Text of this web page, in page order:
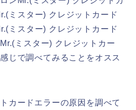
ミスター) クレジットカード
ミスター) クレジットカード
ミスター) クレジットカー
じで調べてみることをオスス
カードエラーの原因を調べて